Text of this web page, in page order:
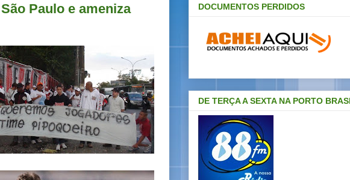
Paulo e ameniza
DOCUMENTOS PERDIDOS
DE TERÇA A SEXTA NA PORTO